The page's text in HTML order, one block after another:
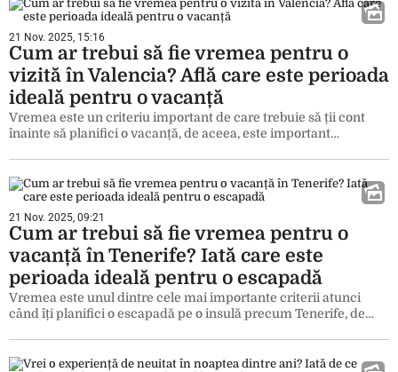
21 Nov. 2025, 15:16
Cum ar trebui să fie vremea pentru o
vizită în Valencia? Află care este perioada
ideală pentru o vacanță
Vremea este un criteriu important de care trebuie să ții cont
înainte să planifici o vacanță, de aceea, este important…
21 Nov. 2025, 09:21
Cum ar trebui să fie vremea pentru o
vacanță în Tenerife? Iată care este
perioada ideală pentru o escapadă
Vremea este unul dintre cele mai importante criterii atunci
când îți planifici o escapadă pe o insulă precum Tenerife, de…